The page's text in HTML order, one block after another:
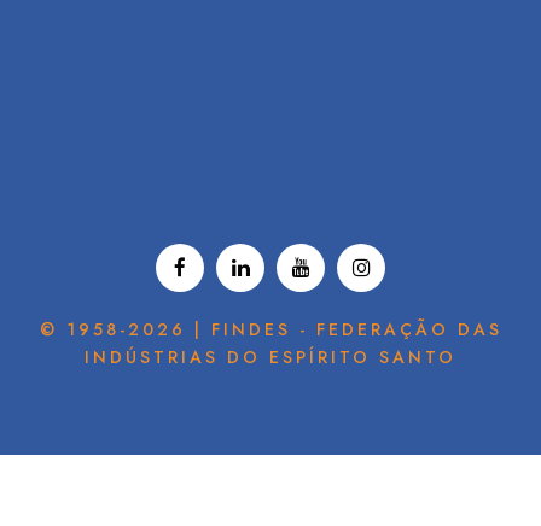
© 1958-2026 | FINDES - FEDERAÇÃO DAS
INDÚSTRIAS DO ESPÍRITO SANTO